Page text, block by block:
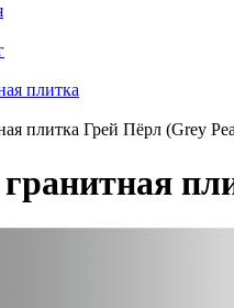
плитка
плитка Грей Пёрл (Grey